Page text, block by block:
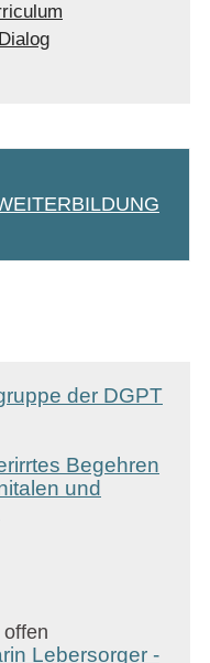
der DGPT
Begehren
und
Lebersorger -